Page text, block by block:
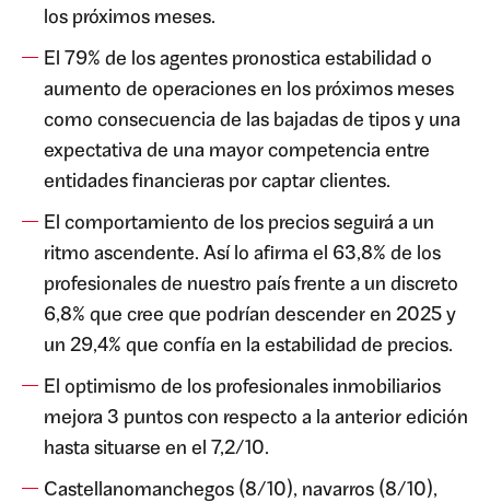
los próximos meses.
El 79% de los agentes pronostica estabilidad o
aumento de operaciones en los próximos meses
como consecuencia de las bajadas de tipos y una
expectativa de una mayor competencia entre
entidades financieras por captar clientes.
El comportamiento de los precios seguirá a un
ritmo ascendente. Así lo afirma el 63,8% de los
profesionales de nuestro país frente a un discreto
6,8% que cree que podrían descender en 2025 y
un 29,4% que confía en la estabilidad de precios.
El optimismo de los profesionales inmobiliarios
mejora 3 puntos con respecto a la anterior edición
hasta situarse en el 7,2/10.
Castellanomanchegos (8/10), navarros (8/10),